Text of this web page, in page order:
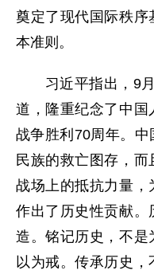
奠定了现代国际秩
本准则。
习近平指出，9月
道，隆重纪念了中
战争胜利70周年。
民族的救亡图存，
战场上的抵抗力量，
作出了历史性贡献。
造。铭记历史，不是
以为戒。传承历史